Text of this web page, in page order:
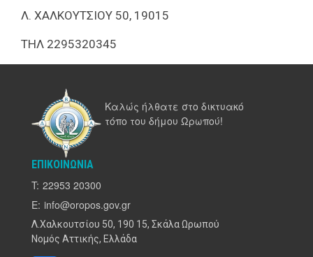
Λ. ΧΑΛΚΟΥΤΣΙΟΥ 50, 19015
ΤΗΛ 2295320345
Καλώς ήλθατε στο δικτυακό
τόπο του δήμου Ωρωπού!
ΕΠΙΚΟΙΝΩΝΊΑ
T: 22953 20300
E: info@oropos.gov.gr
Λ.Χαλκουτσίου 50, 190 15, Σκάλα Ωρωπού
Νομός Αττικής, Ελλάδα